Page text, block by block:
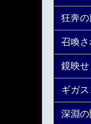
狂奔の
召喚
鏡映
ギガ
深淵の